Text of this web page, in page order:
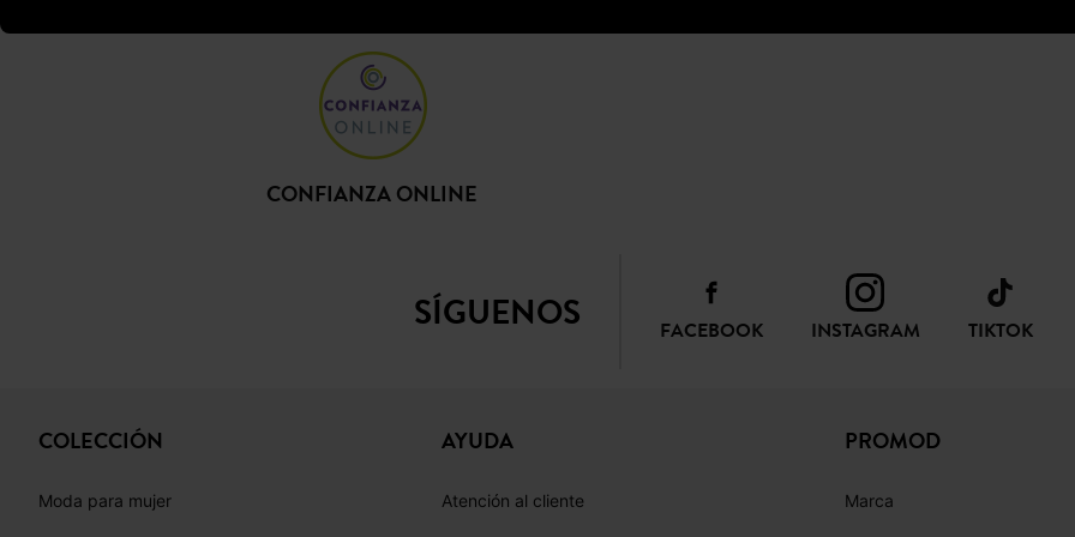
CONFIANZA ONLINE
SÍGUENOS FACEBOOK INSTAGRAM TIKTOK
COLECCIÓN
Moda para mujer
AYUDA
Atención al cliente
PROMOD
Marca